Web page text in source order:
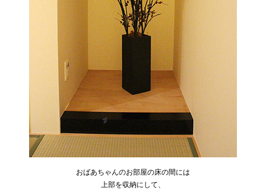
おばあちゃんのお部屋の床の間には
上部を収納にして、